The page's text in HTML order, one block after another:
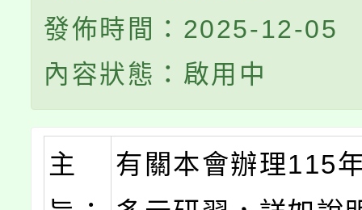
發佈時間：2025-12-05
內容狀態：啟用中
主
有關本會辦理115